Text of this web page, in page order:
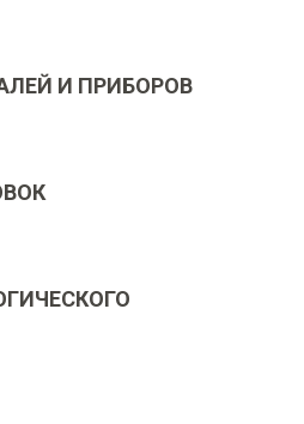
И ПРИБОРОВ